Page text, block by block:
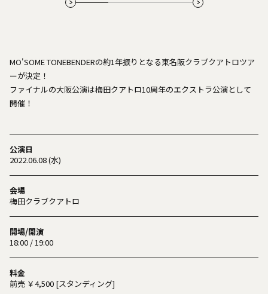
MO'SOME TONEBENDERの約1年振りとなる東名阪クラブクアトロツア
ーが決定！
ファイナルの大阪公演は梅田クアトロ10周年のエクストラ公演として
開催！
公演日
2022.06.08 (水)
会場
梅田クラブクアトロ
開場/開演
18:00 / 19:00
料金
前売 ￥4,500 [スタンディング]